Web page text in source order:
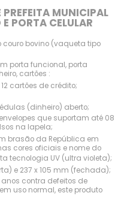
MUNICIPAL
PORTA CELULAR
bovino (vaqueta tipo
porta funcional, porta
cartões :
cartões de crédito;
(dinheiro) aberto;
que suportam até 08
na lapela;
brasão da República em
cores oficiais e nome do
tecnologia UV (ultra violeta);
e 237 x 105 mm (fechada);
contra defeitos de
uso normal, este produto